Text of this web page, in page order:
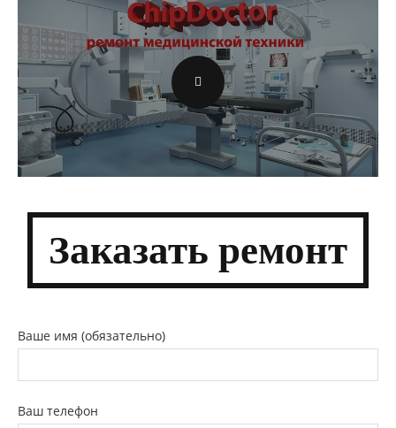
Заказать ремонт
Ваше имя (обязательно)
Ваш телефон